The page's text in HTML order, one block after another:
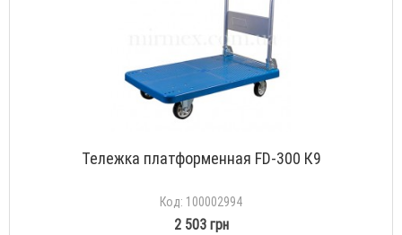
Тележка платформенная FD-300 К9
Код: 100002994
2 503 грн